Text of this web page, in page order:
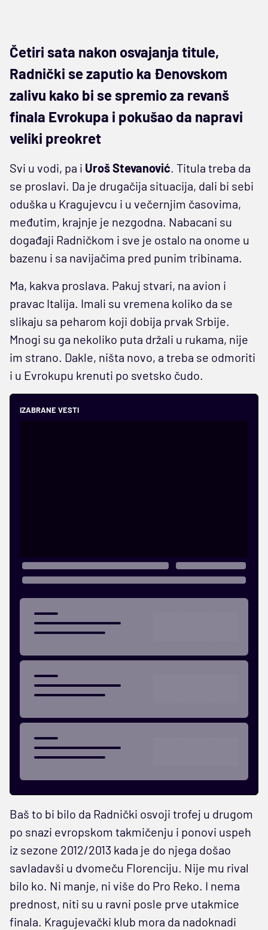
Četiri sata nakon osvajanja titule,
Radnički se zaputio ka Đenovskom
zalivu kako bi se spremio za revanš
finala Evrokupa i pokušao da napravi
veliki preokret
Svi u vodi, pa i Uroš Stevanović. Titula treba da
se proslavi. Da je drugačija situacija, dali bi sebi
oduška u Kragujevcu i u večernjim časovima,
međutim, krajnje je nezgodna. Nabacani su
događaji Radničkom i sve je ostalo na onome u
bazenu i sa navijačima pred punim tribinama.
Ma, kakva proslava. Pakuj stvari, na avion i
pravac Italija. Imali su vremena koliko da se
slikaju sa peharom koji dobija prvak Srbije.
Mnogi su ga nekoliko puta držali u rukama, nije
im strano. Dakle, ništa novo, a treba se odmoriti
i u Evrokupu krenuti po svetsko čudo.
IZABRANE VESTI
Baš to bi bilo da Radnički osvoji trofej u drugom
po snazi evropskom takmičenju i ponovi uspeh
iz sezone 2012/2013 kada je do njega došao
savladavši u dvomeču Florenciju. Nije mu rival
bilo ko. Ni manje, ni više do Pro Reko. I nema
prednost, niti su u ravni posle prve utakmice
finala. Kragujevački klub mora da nadoknadi